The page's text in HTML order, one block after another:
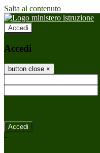
Salta al contenuto
Accedi
Accedi
button close ×
-